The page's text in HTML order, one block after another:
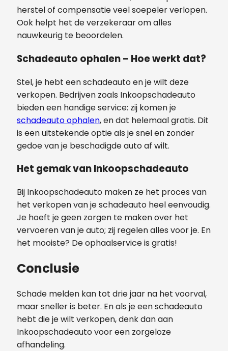
herstel of compensatie veel soepeler verlopen.
Ook helpt het de verzekeraar om alles
nauwkeurig te beoordelen.
Schadeauto ophalen – Hoe werkt dat?
Stel, je hebt een schadeauto en je wilt deze
verkopen. Bedrijven zoals Inkoopschadeauto
bieden een handige service: zij komen je
schadeauto ophalen, en dat helemaal gratis. Dit
is een uitstekende optie als je snel en zonder
gedoe van je beschadigde auto af wilt.
Het gemak van Inkoopschadeauto
Bij Inkoopschadeauto maken ze het proces van
het verkopen van je schadeauto heel eenvoudig.
Je hoeft je geen zorgen te maken over het
vervoeren van je auto; zij regelen alles voor je. En
het mooiste? De ophaalservice is gratis!
Conclusie
Schade melden kan tot drie jaar na het voorval,
maar sneller is beter. En als je een schadeauto
hebt die je wilt verkopen, denk dan aan
Inkoopschadeauto voor een zorgeloze
afhandeling.